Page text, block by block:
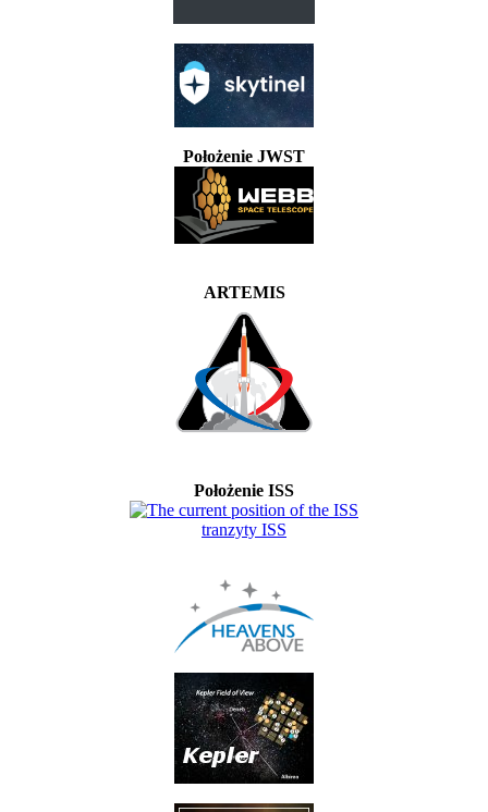
Położenie JWST
ARTEMIS
Położenie ISS
tranzyty ISS